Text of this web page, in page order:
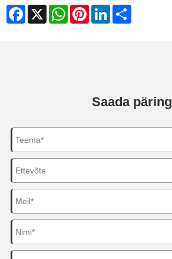
Facebook
X WhatsAppPinterestLinkedInShare
Saada päring